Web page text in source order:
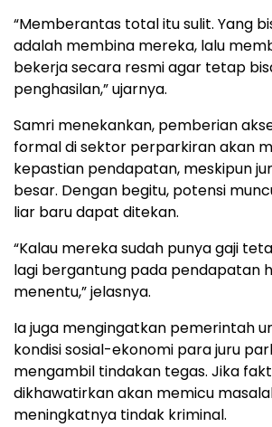
“Memberantas total itu sulit. Yang
adalah membina mereka, lalu
bekerja secara resmi agar tetap
penghasilan,” ujarnya.
Samri menekankan, pemberian
formal di sektor perparkiran akan
kepastian pendapatan, meskipun
besar. Dengan begitu, potensi
liar baru dapat ditekan.
“Kalau mereka sudah punya gaji
lagi bergantung pada pendapatan
menentu,” jelasnya.
Ia juga mengingatkan pemerintah
kondisi sosial-ekonomi para juru
mengambil tindakan tegas. Jika
dikhawatirkan akan memicu
meningkatnya tindak kriminal.